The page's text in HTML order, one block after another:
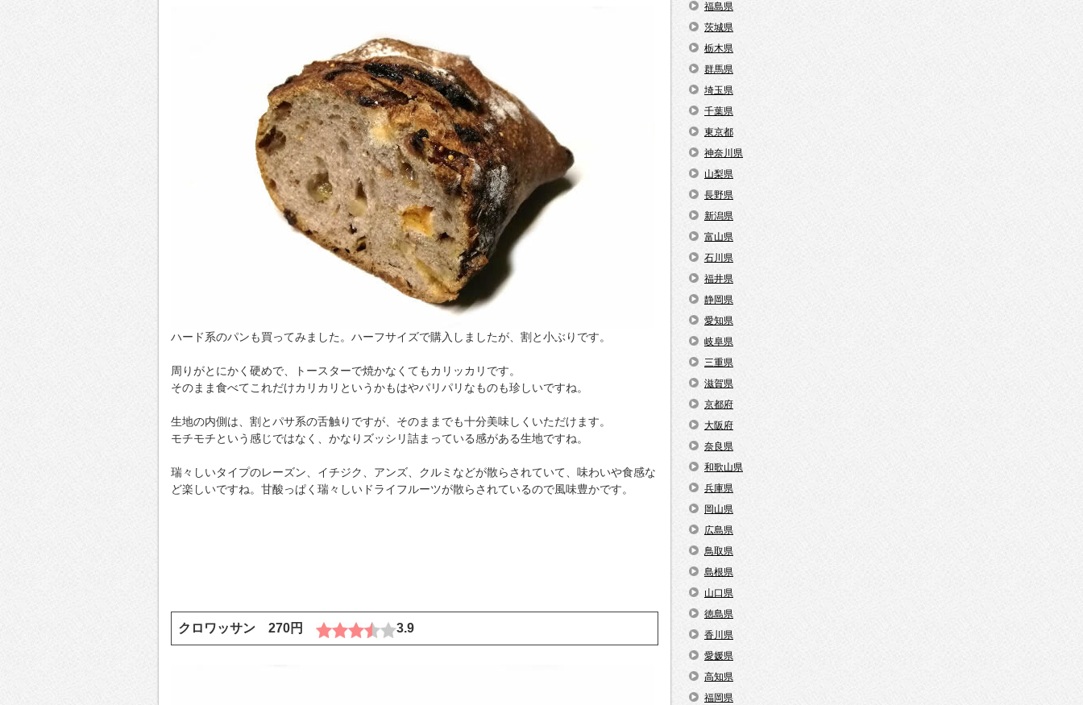
ハード系のパンも買ってみました。ハーフサイズで購入しましたが、割と小ぶりです。
周りがとにかく硬めで、トースターで焼かなくてもカリッカリです。
そのまま食べてこれだけカリカリというかもはやパリパリなものも珍しいですね。
生地の内側は、割とパサ系の舌触りですが、そのままでも十分美味しくいただけます。
モチモチという感じではなく、かなりズッシリ詰まっている感がある生地ですね。
瑞々しいタイプのレーズン、イチジク、アンズ、クルミなどが散らされていて、味わいや食感な
ど楽しいですね。甘酸っぱく瑞々しいドライフルーツが散らされているので風味豊かです。
クロワッサン 270円 3.9
福島県
茨城県
栃木県
群馬県
埼玉県
千葉県
東京都
神奈川県
山梨県
長野県
新潟県
富山県
石川県
福井県
静岡県
愛知県
岐阜県
三重県
滋賀県
京都府
大阪府
奈良県
和歌山県
兵庫県
岡山県
広島県
鳥取県
島根県
山口県
徳島県
香川県
愛媛県
高知県
福岡県